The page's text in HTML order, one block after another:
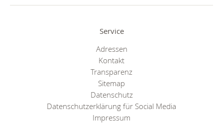
Service
Adressen
Kontakt
Transparenz
Sitemap
Datenschutz
Datenschutzerklärung für Social Media
Impressum